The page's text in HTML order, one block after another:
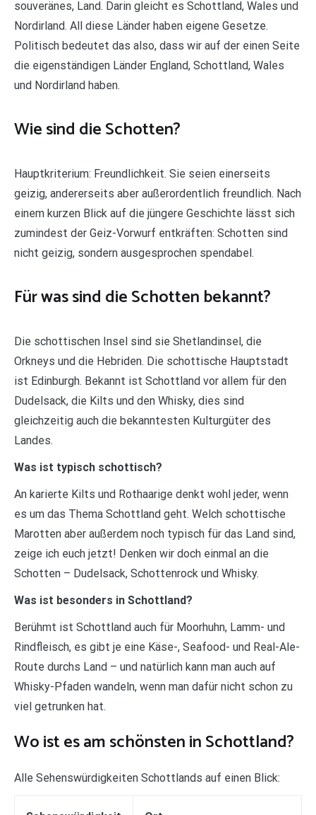
souveränes, Land. Darin gleicht es Schottland, Wales und
Nordirland. All diese Länder haben eigene Gesetze.
Politisch bedeutet das also, dass wir auf der einen Seite
die eigenständigen Länder England, Schottland, Wales
und Nordirland haben.
Wie sind die Schotten?
Hauptkriterium: Freundlichkeit. Sie seien einerseits
geizig, andererseits aber außerordentlich freundlich. Nach
einem kurzen Blick auf die jüngere Geschichte lässt sich
zumindest der Geiz-Vorwurf entkräften: Schotten sind
nicht geizig, sondern ausgesprochen spendabel.
Für was sind die Schotten bekannt?
Die schottischen Insel sind sie Shetlandinsel, die
Orkneys und die Hebriden. Die schottische Hauptstadt
ist Edinburgh. Bekannt ist Schottland vor allem für den
Dudelsack, die Kilts und den Whisky, dies sind
gleichzeitig auch die bekanntesten Kulturgüter des
Landes.
Was ist typisch schottisch?
An karierte Kilts und Rothaarige denkt wohl jeder, wenn
es um das Thema Schottland geht. Welch schottische
Marotten aber außerdem noch typisch für das Land sind,
zeige ich euch jetzt! Denken wir doch einmal an die
Schotten – Dudelsack, Schottenrock und Whisky.
Was ist besonders in Schottland?
Berühmt ist Schottland auch für Moorhuhn, Lamm- und
Rindfleisch, es gibt je eine Käse-, Seafood- und Real-Ale-
Route durchs Land – und natürlich kann man auch auf
Whisky-Pfaden wandeln, wenn man dafür nicht schon zu
viel getrunken hat.
Wo ist es am schönsten in Schottland?
Alle Sehenswürdigkeiten Schottlands auf einen Blick: